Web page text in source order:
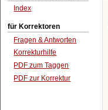
Index
für Korrektoren
Fragen & Antworten
Korrekturhilfe
PDF zum Taggen
PDF zur Korrektur